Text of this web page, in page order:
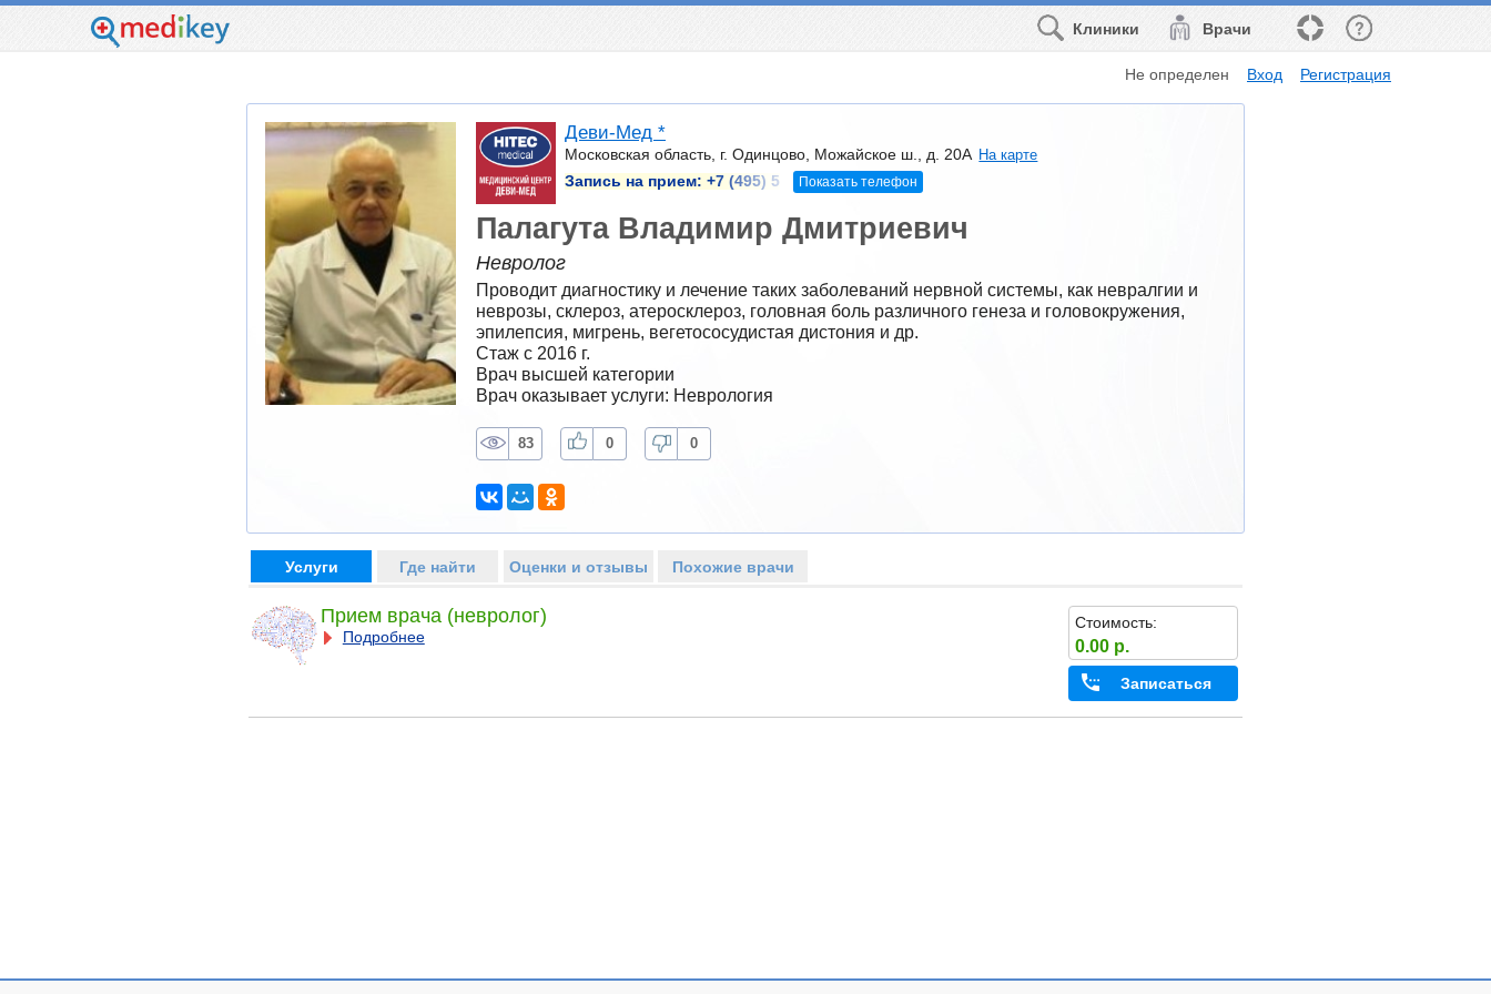
Врачи
Клиники
Не определен Вход Регистрация
Деви-Мед *
Московская область, г. Одинцово, Можайское ш., д. 20А На карте
Запись на прием: +7 (495) 5 Показать телефон
Палагута Владимир Дмитриевич
Невролог
Проводит диагностику и лечение таких заболеваний нервной системы, как невралгии и
неврозы, склероз, атеросклероз, головная боль различного генеза и головокружения,
эпилепсия, мигрень, вегетососудистая дистония и др.
Стаж с 2016 г.
Врач высшей категории
Врач оказывает услуги: Неврология
83 0 0
Услуги Где найти Оценки и отзывы Похожие врачи
Прием врача (невролог)
Подробнее
Стоимость:
0.00 р.
Записаться